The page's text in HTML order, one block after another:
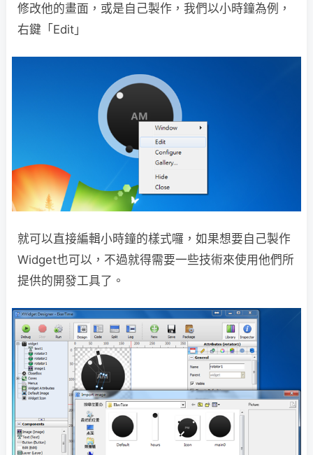
修改他的畫面，或是自己製作，我們以小時鐘為例，
右鍵「Edit」
就可以直接編輯小時鐘的樣式囉，如果想要自己製作
Widget也可以，不過就得需要一些技術來使用他們所
提供的開發工具了。